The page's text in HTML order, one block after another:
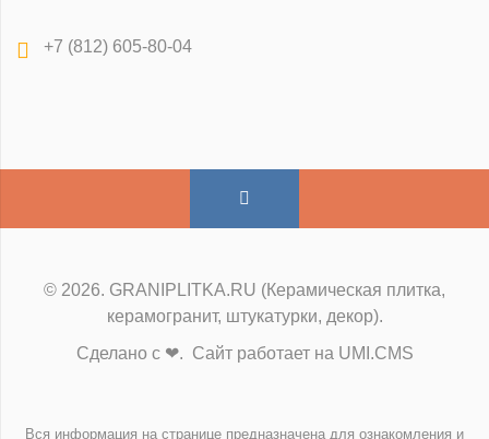
+7 (812) 605-80-04
© 2026. GRANIPLITKA.RU (Керамическая плитка,
керамогранит, штукатурки, декор).
Сделано с ❤. Сайт работает на UMI.CMS
Вся информация на странице предназначена для ознакомления и